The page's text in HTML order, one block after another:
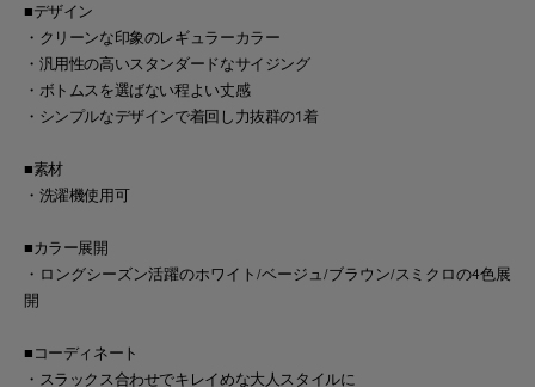
■デザイン
・クリーンな印象のレギュラーカラー
・汎用性の高いスタンダードなサイジング
・ボトムスを選ばない程よい丈感
・シンプルなデザインで着回し力抜群の1着
■素材
・洗濯機使用可
■カラー展開
・ロングシーズン活躍のホワイト/ベージュ/ブラウン/スミクロの4色展
開
■コーディネート
・スラックス合わせでキレイめな大人スタイルに